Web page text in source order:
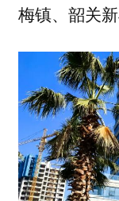
梅镇、韶关